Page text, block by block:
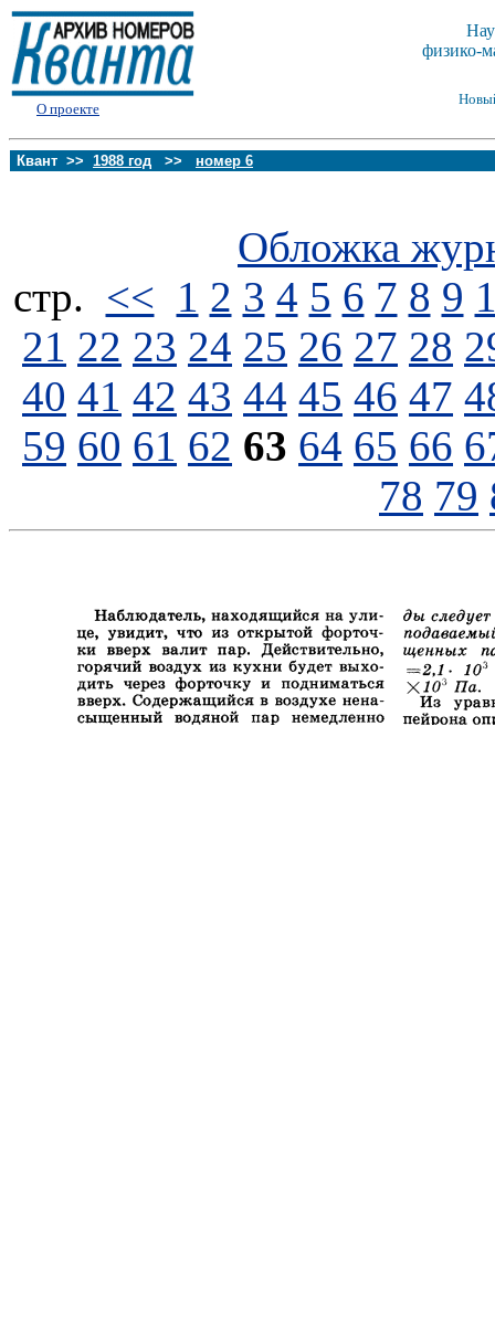
О проекте
физико-
Квант >> 1988 год >> номер 6
Обложка
стp. << 1 2 3 4 5 6 7 8 9
21 22 23 24 25 26 27 28
40 41 42 43 44 45 46 47
59 60 61 62 63 64 65 66
78 79